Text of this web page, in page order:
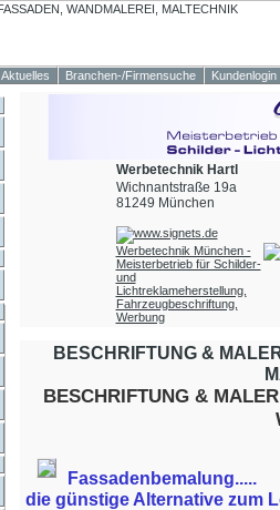
Aktuelles Branchen-/Firmensuche Kundenlogin
Werbetechnik Hartl
Wichnantstraße 19a
81249 München
Werbetechnik München -
Meisterbetrieb für Schilder-
und
Lichtreklameherstellung,
Fahrzeugbeschriftung,
Werbung
BESCHRIFTUNG &
BESCHRIFTUNG &
Fassadenbemalung.....
die günstige Alternative zum